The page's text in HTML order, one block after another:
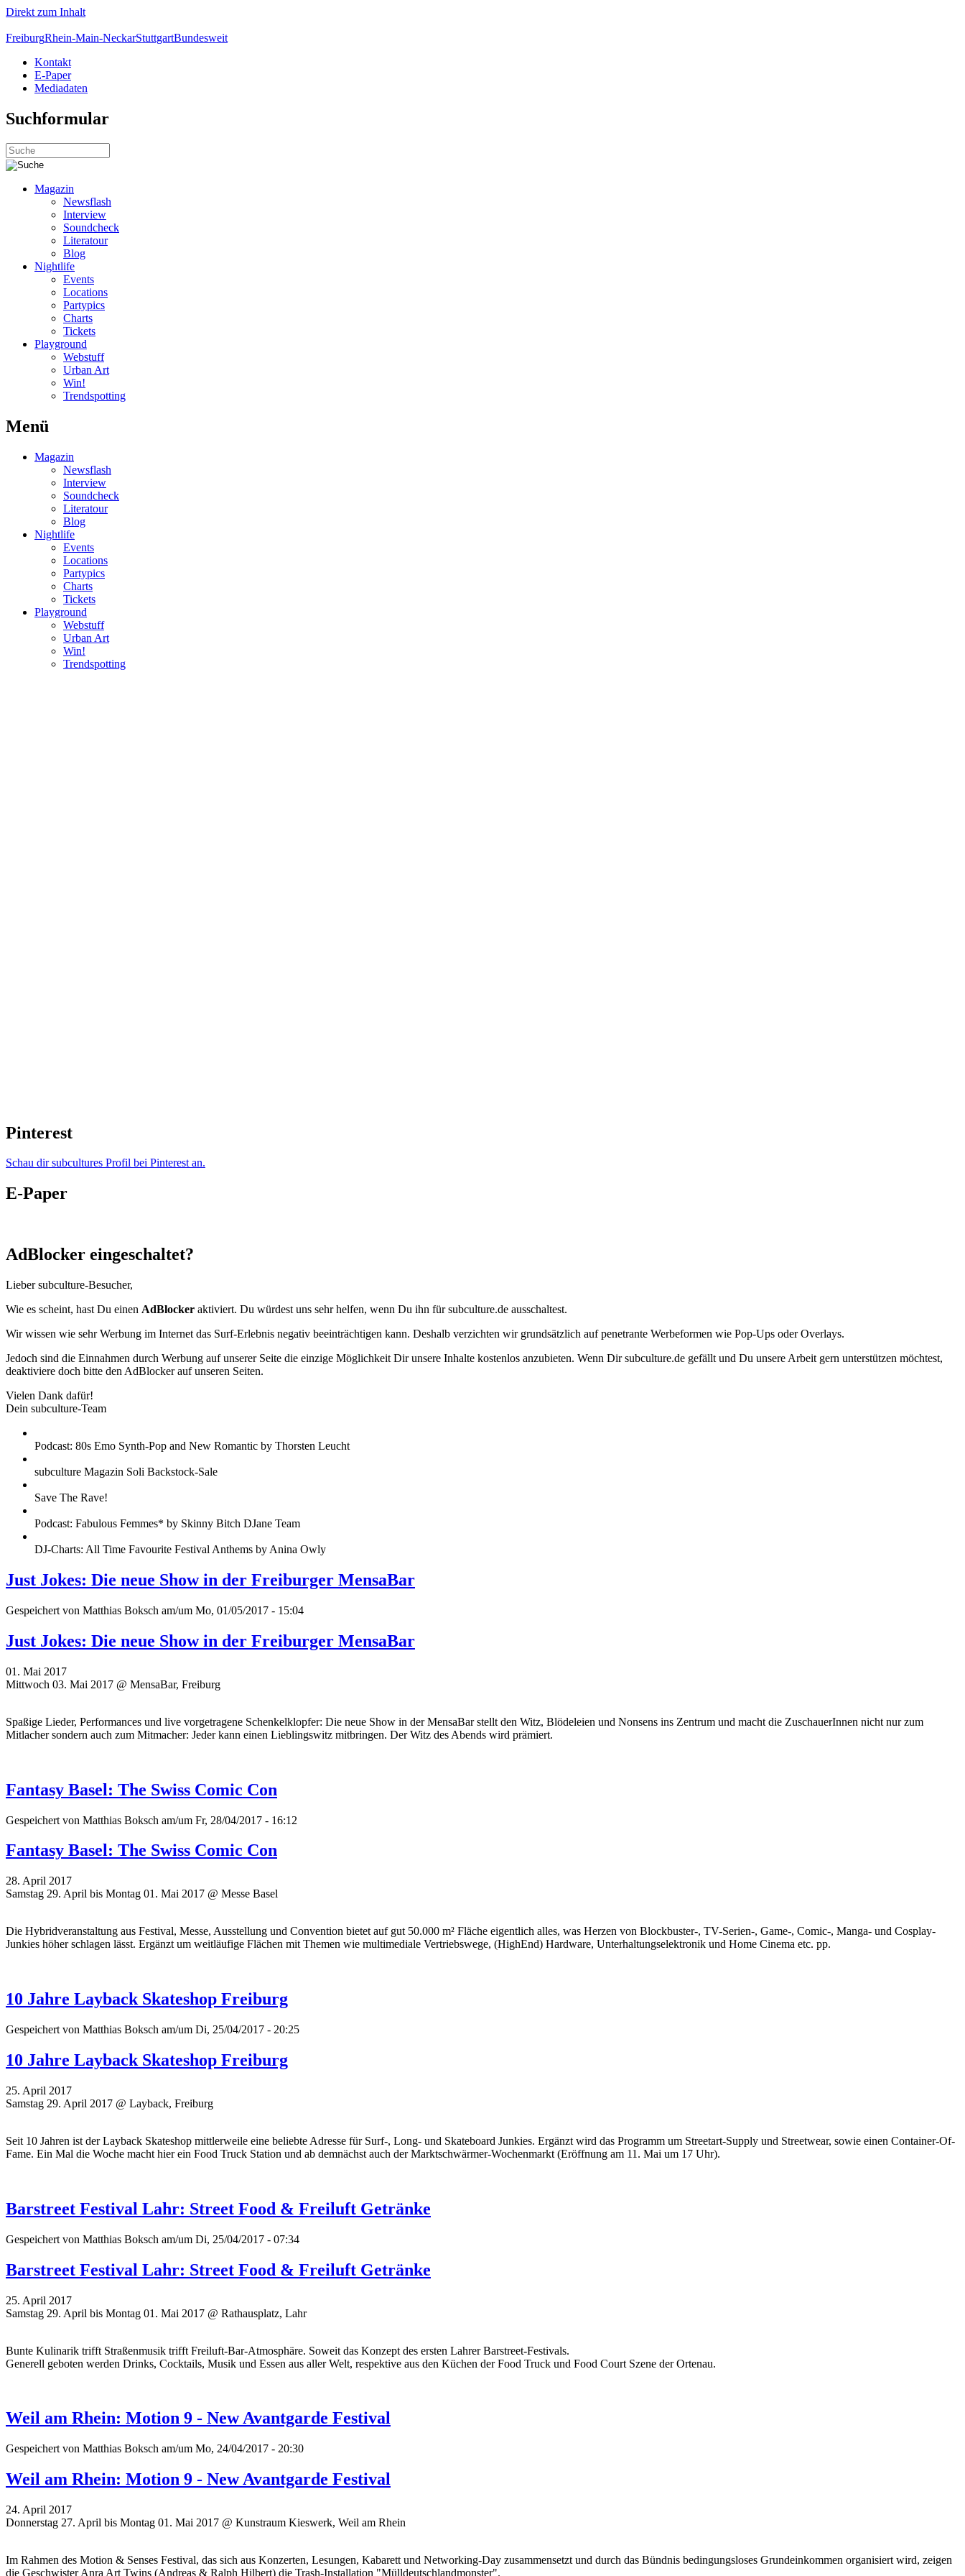
Direkt zum Inhalt
FreiburgRhein-Main-NeckarStuttgartBundesweit
Kontakt
E-Paper
Mediadaten
Suchformular
Magazin
Newsflash
Interview
Soundcheck
Literatour
Blog
Nightlife
Events
Locations
Partypics
Charts
Tickets
Playground
Webstuff
Urban Art
Win!
Trendspotting
Menü
Magazin
Newsflash
Interview
Soundcheck
Literatour
Blog
Nightlife
Events
Locations
Partypics
Charts
Tickets
Playground
Webstuff
Urban Art
Win!
Trendspotting
Pinterest
Schau dir subcultures Profil bei Pinterest an.
E-Paper
AdBlocker eingeschaltet?
Lieber subculture-Besucher,
Wie es scheint, hast Du einen AdBlocker aktiviert. Du würdest uns sehr helfen, wenn Du ihn für subculture.de ausschaltest.
Wir wissen wie sehr Werbung im Internet das Surf-Erlebnis negativ beeinträchtigen kann. Deshalb verzichten wir grundsätzlich auf penetrante Werbeformen wie Pop-Ups oder Overlays.
Jedoch sind die Einnahmen durch Werbung auf unserer Seite die einzige Möglichkeit Dir unsere Inhalte kostenlos anzubieten. Wenn Dir subculture.de gefällt und Du unsere Arbeit gern unterstützen möchtest,
deaktiviere doch bitte den AdBlocker auf unseren Seiten.
Vielen Dank dafür!
Dein subculture-Team
Podcast: 80s Emo Synth-Pop and New Romantic by Thorsten Leucht
subculture Magazin Soli Backstock-Sale
Save The Rave!
Podcast: Fabulous Femmes* by Skinny Bitch DJane Team
DJ-Charts: All Time Favourite Festival Anthems by Anina Owly
Just Jokes: Die neue Show in der Freiburger MensaBar
Gespeichert von Matthias Boksch am/um Mo, 01/05/2017 - 15:04
Just Jokes: Die neue Show in der Freiburger MensaBar
01. Mai 2017
Mittwoch 03. Mai 2017 @ MensaBar, Freiburg
Spaßige Lieder, Performances und live vorgetragene Schenkelklopfer: Die neue Show in der MensaBar stellt den Witz, Blödeleien und Nonsens ins Zentrum und macht die ZuschauerInnen nicht nur zum
Mitlacher sondern auch zum Mitmacher: Jeder kann einen Lieblingswitz mitbringen. Der Witz des Abends wird prämiert.
Fantasy Basel: The Swiss Comic Con
Gespeichert von Matthias Boksch am/um Fr, 28/04/2017 - 16:12
Fantasy Basel: The Swiss Comic Con
28. April 2017
Samstag 29. April bis Montag 01. Mai 2017 @ Messe Basel
Die Hybridveranstaltung aus Festival, Messe, Ausstellung und Convention bietet auf gut 50.000 m² Fläche eigentlich alles, was Herzen von Blockbuster-, TV-Serien-, Game-, Comic-, Manga- und Cosplay-
Junkies höher schlagen lässt. Ergänzt um weitläufige Flächen mit Themen wie multimediale Vertriebswege, (HighEnd) Hardware, Unterhaltungselektronik und Home Cinema etc. pp.
10 Jahre Layback Skateshop Freiburg
Gespeichert von Matthias Boksch am/um Di, 25/04/2017 - 20:25
10 Jahre Layback Skateshop Freiburg
25. April 2017
Samstag 29. April 2017 @ Layback, Freiburg
Seit 10 Jahren ist der Layback Skateshop mittlerweile eine beliebte Adresse für Surf-, Long- und Skateboard Junkies. Ergänzt wird das Programm um Streetart-Supply und Streetwear, sowie einen Container-Of-
Fame. Ein Mal die Woche macht hier ein Food Truck Station und ab demnächst auch der Marktschwärmer-Wochenmarkt (Eröffnung am 11. Mai um 17 Uhr).
Barstreet Festival Lahr: Street Food & Freiluft Getränke
Gespeichert von Matthias Boksch am/um Di, 25/04/2017 - 07:34
Barstreet Festival Lahr: Street Food & Freiluft Getränke
25. April 2017
Samstag 29. April bis Montag 01. Mai 2017 @ Rathausplatz, Lahr
Bunte Kulinarik trifft Straßenmusik trifft Freiluft-Bar-Atmosphäre. Soweit das Konzept des ersten Lahrer Barstreet-Festivals.
Generell geboten werden Drinks, Cocktails, Musik und Essen aus aller Welt, respektive aus den Küchen der Food Truck und Food Court Szene der Ortenau.
Weil am Rhein: Motion 9 - New Avantgarde Festival
Gespeichert von Matthias Boksch am/um Mo, 24/04/2017 - 20:30
Weil am Rhein: Motion 9 - New Avantgarde Festival
24. April 2017
Donnerstag 27. April bis Montag 01. Mai 2017 @ Kunstraum Kieswerk, Weil am Rhein
Im Rahmen des Motion & Senses Festival, das sich aus Konzerten, Lesungen, Kabarett und Networking-Day zusammensetzt und durch das Bündnis bedingungsloses Grundeinkommen organisiert wird, zeigen
die Geschwister Anra Art Twins (Andreas & Ralph Hilbert) die Trash-Installation "Mülldeutschlandmonster".